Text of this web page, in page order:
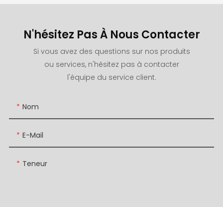
N'hésitez Pas À Nous Contacter
Si vous avez des questions sur nos produits
ou services, n'hésitez pas à contacter
l'équipe du service client.
Nom
E-Mail
Teneur